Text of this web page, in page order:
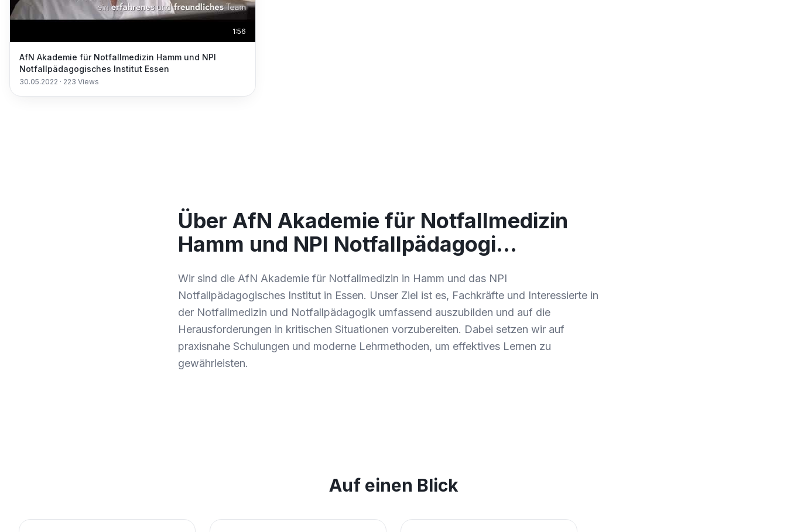
1:56
AfN Akademie für Notfallmedizin Hamm und NPI
Notfallpädagogisches Institut Essen
30.05.2022 · 223 Views
Über AfN Akademie für Notfallmedizin
Hamm und NPI Notfallpädagogi…
Wir sind die AfN Akademie für Notfallmedizin in Hamm und das NPI
Notfallpädagogisches Institut in Essen. Unser Ziel ist es, Fachkräfte und Interessierte in
der Notfallmedizin und Notfallpädagogik umfassend auszubilden und auf die
Herausforderungen in kritischen Situationen vorzubereiten. Dabei setzen wir auf
praxisnahe Schulungen und moderne Lehrmethoden, um effektives Lernen zu
gewährleisten.
Auf einen Blick